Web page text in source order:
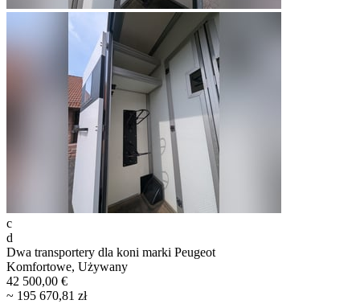
c
d
Dwa transportery dla koni marki Peugeot
Komfortowe, Używany
42 500,00 €
~ 195 670,81 zł